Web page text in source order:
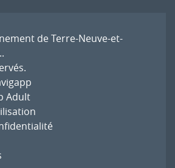
de Terre-Neuve-et-
.
Adult